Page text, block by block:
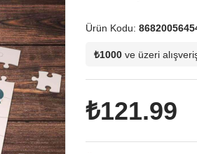
Ürün Kodu:
₺1000 ve üzeri
₺121.99